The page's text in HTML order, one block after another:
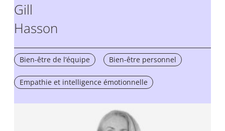
Gill
Hasson
Bien-être de l’équipe Bien-être personnel
Empathie et intelligence émotionnelle